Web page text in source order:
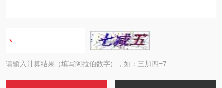
请输入计算结果（填写阿拉伯数字），如：三加四=7